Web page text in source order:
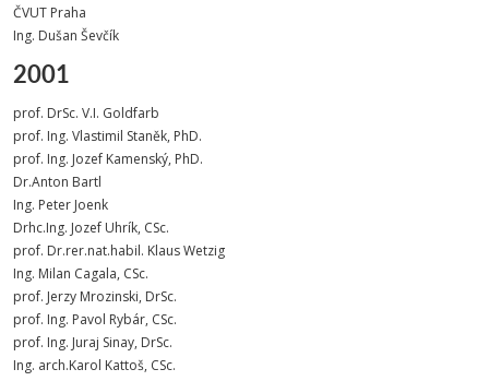
ČVUT Praha
Ing. Dušan Ševčík
2001
prof. DrSc. V.I. Goldfarb
prof. Ing. Vlastimil Staněk, PhD.
prof. Ing. Jozef Kamenský, PhD.
Dr.Anton Bartl
Ing. Peter Joenk
Drhc.Ing. Jozef Uhrík, CSc.
prof. Dr.rer.nat.habil. Klaus Wetzig
Ing. Milan Cagala, CSc.
prof. Jerzy Mrozinski, DrSc.
prof. Ing. Pavol Rybár, CSc.
prof. Ing. Juraj Sinay, DrSc.
Ing. arch.Karol Kattoš, CSc.